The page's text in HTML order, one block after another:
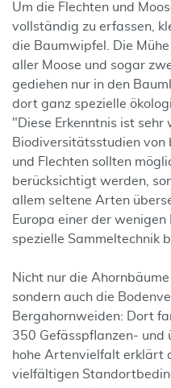
Um die Flechten und
vollständig zu erfassen,
die Baumwipfel. Die
aller Moose und sogar
gediehen nur in den
dort ganz spezielle
"Diese Erkenntnis ist sehr
Biodiversitätsstudien von
und Flechten sollten
berücksichtigt werden,
allem seltene Arten
Europa einer der wenigen
spezielle Sammeltechnik
Nicht nur die
sondern auch die
Bergahornweiden: Dort
350 Gefässpflanzen- und
hohe Artenvielfalt erklärt
vielfältigen